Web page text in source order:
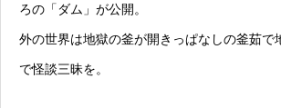
ろの 「ダム」 が公開。
外の世界は地獄の釜が開きっぱなしの釜茹
で怪談三昧を。